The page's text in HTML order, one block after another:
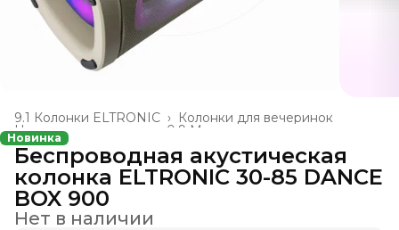
Колонки для вечеринок
9.1 Колонки ELTRONIC ›
0.9 Музыкальные колонки
Новая номенклатура
Главная
Новинка
Беспроводная акустическая
колонка ELTRONIC 30-85 DANCE
BOX 900
Нет в наличии